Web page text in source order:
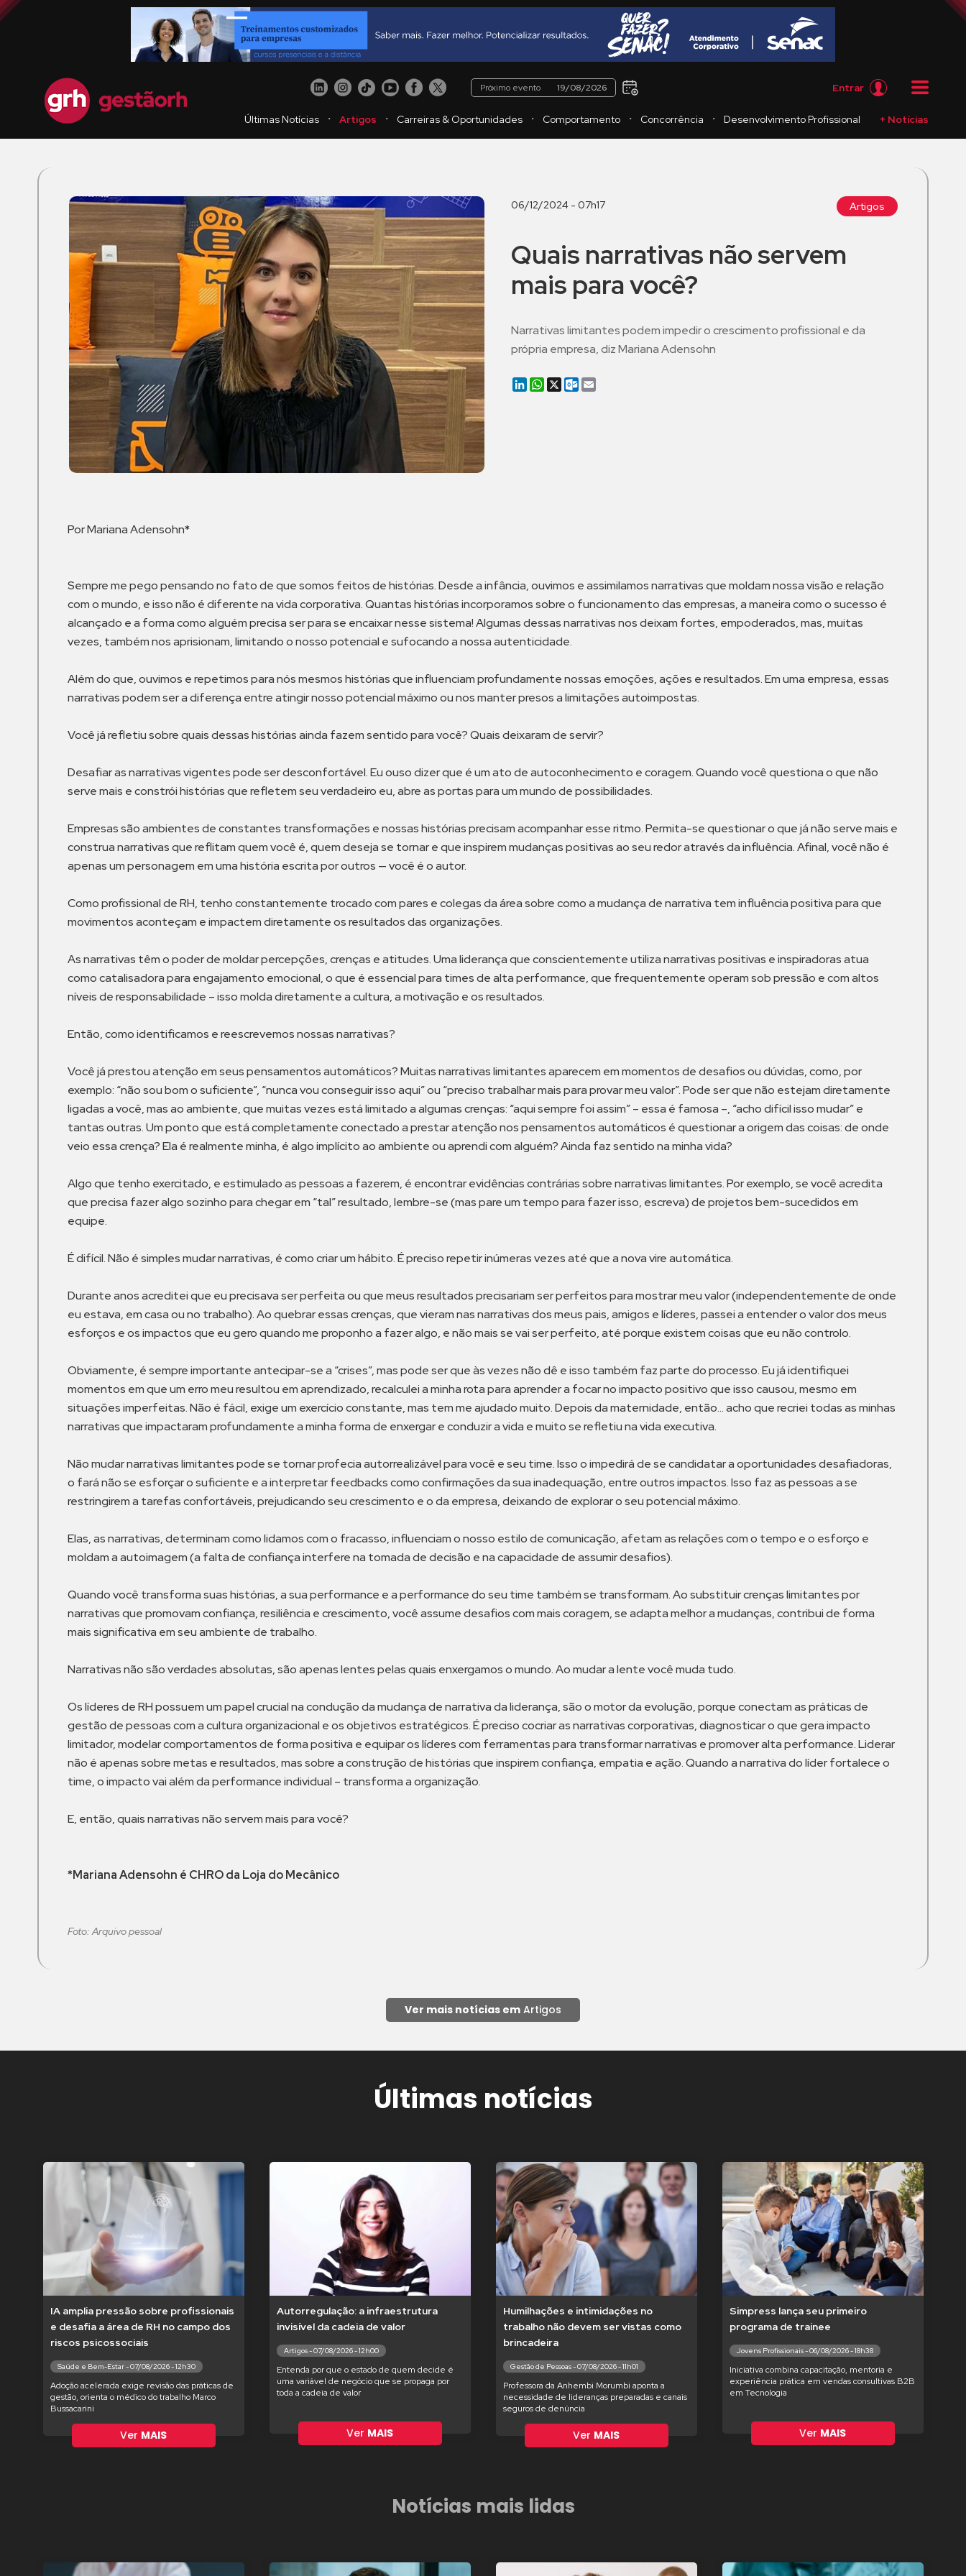
Próximo evento 19/08/2026 Entrar
Últimas Notícias ・ Artigos ・ Carreiras & Oportunidades ・ Comportamento ・ Concorrência ・ Desenvolvimento Profissional + Notícias
06/12/2024 - 07h17 Artigos
Quais narrativas não servem
mais para você?
Narrativas limitantes podem impedir o crescimento profissional e da
própria empresa, diz Mariana Adensohn
LinkedIn
WhatsApp
X Outlook.com
Email
Por Mariana Adensohn*
Sempre me pego pensando no fato de que somos feitos de histórias. Desde a infância, ouvimos e assimilamos narrativas que moldam nossa visão e relação
com o mundo, e isso não é diferente na vida corporativa. Quantas histórias incorporamos sobre o funcionamento das empresas, a maneira como o sucesso é
alcançado e a forma como alguém precisa ser para se encaixar nesse sistema! Algumas dessas narrativas nos deixam fortes, empoderados, mas, muitas
vezes, também nos aprisionam, limitando o nosso potencial e sufocando a nossa autenticidade.
Além do que, ouvimos e repetimos para nós mesmos histórias que influenciam profundamente nossas emoções, ações e resultados. Em uma empresa, essas
narrativas podem ser a diferença entre atingir nosso potencial máximo ou nos manter presos a limitações autoimpostas.
Você já refletiu sobre quais dessas histórias ainda fazem sentido para você? Quais deixaram de servir?
Desafiar as narrativas vigentes pode ser desconfortável. Eu ouso dizer que é um ato de autoconhecimento e coragem. Quando você questiona o que não
serve mais e constrói histórias que refletem seu verdadeiro eu, abre as portas para um mundo de possibilidades.
Empresas são ambientes de constantes transformações e nossas histórias precisam acompanhar esse ritmo. Permita-se questionar o que já não serve mais e
construa narrativas que reflitam quem você é, quem deseja se tornar e que inspirem mudanças positivas ao seu redor através da influência. Afinal, você não é
apenas um personagem em uma história escrita por outros — você é o autor.
Como profissional de RH, tenho constantemente trocado com pares e colegas da área sobre como a mudança de narrativa tem influência positiva para que
movimentos aconteçam e impactem diretamente os resultados das organizações.
As narrativas têm o poder de moldar percepções, crenças e atitudes. Uma liderança que conscientemente utiliza narrativas positivas e inspiradoras atua
como catalisadora para engajamento emocional, o que é essencial para times de alta performance, que frequentemente operam sob pressão e com altos
níveis de responsabilidade – isso molda diretamente a cultura, a motivação e os resultados.
Então, como identificamos e reescrevemos nossas narrativas?
Você já prestou atenção em seus pensamentos automáticos? Muitas narrativas limitantes aparecem em momentos de desafios ou dúvidas, como, por
exemplo: “não sou bom o suficiente”, “nunca vou conseguir isso aqui” ou “preciso trabalhar mais para provar meu valor”. Pode ser que não estejam diretamente
ligadas a você, mas ao ambiente, que muitas vezes está limitado a algumas crenças: “aqui sempre foi assim” – essa é famosa –, “acho difícil isso mudar” e
tantas outras. Um ponto que está completamente conectado a prestar atenção nos pensamentos automáticos é questionar a origem das coisas: de onde
veio essa crença? Ela é realmente minha, é algo implícito ao ambiente ou aprendi com alguém? Ainda faz sentido na minha vida?
Algo que tenho exercitado, e estimulado as pessoas a fazerem, é encontrar evidências contrárias sobre narrativas limitantes. Por exemplo, se você acredita
que precisa fazer algo sozinho para chegar em “tal” resultado, lembre-se (mas pare um tempo para fazer isso, escreva) de projetos bem-sucedidos em
equipe.
É difícil. Não é simples mudar narrativas, é como criar um hábito. É preciso repetir inúmeras vezes até que a nova vire automática.
Durante anos acreditei que eu precisava ser perfeita ou que meus resultados precisariam ser perfeitos para mostrar meu valor (independentemente de onde
eu estava, em casa ou no trabalho). Ao quebrar essas crenças, que vieram nas narrativas dos meus pais, amigos e líderes, passei a entender o valor dos meus
esforços e os impactos que eu gero quando me proponho a fazer algo, e não mais se vai ser perfeito, até porque existem coisas que eu não controlo.
Obviamente, é sempre importante antecipar-se a “crises”, mas pode ser que às vezes não dê e isso também faz parte do processo. Eu já identifiquei
momentos em que um erro meu resultou em aprendizado, recalculei a minha rota para aprender a focar no impacto positivo que isso causou, mesmo em
situações imperfeitas. Não é fácil, exige um exercício constante, mas tem me ajudado muito. Depois da maternidade, então… acho que recriei todas as minhas
narrativas que impactaram profundamente a minha forma de enxergar e conduzir a vida e muito se refletiu na vida executiva.
Não mudar narrativas limitantes pode se tornar profecia autorrealizável para você e seu time. Isso o impedirá de se candidatar a oportunidades desafiadoras,
o fará não se esforçar o suficiente e a interpretar feedbacks como confirmações da sua inadequação, entre outros impactos. Isso faz as pessoas a se
restringirem a tarefas confortáveis, prejudicando seu crescimento e o da empresa, deixando de explorar o seu potencial máximo.
Elas, as narrativas, determinam como lidamos com o fracasso, influenciam o nosso estilo de comunicação, afetam as relações com o tempo e o esforço e
moldam a autoimagem (a falta de confiança interfere na tomada de decisão e na capacidade de assumir desafios).
Quando você transforma suas histórias, a sua performance e a performance do seu time também se transformam. Ao substituir crenças limitantes por
narrativas que promovam confiança, resiliência e crescimento, você assume desafios com mais coragem, se adapta melhor a mudanças, contribui de forma
mais significativa em seu ambiente de trabalho.
Narrativas não são verdades absolutas, são apenas lentes pelas quais enxergamos o mundo. Ao mudar a lente você muda tudo.
Os líderes de RH possuem um papel crucial na condução da mudança de narrativa da liderança, são o motor da evolução, porque conectam as práticas de
gestão de pessoas com a cultura organizacional e os objetivos estratégicos. É preciso cocriar as narrativas corporativas, diagnosticar o que gera impacto
limitador, modelar comportamentos de forma positiva e equipar os líderes com ferramentas para transformar narrativas e promover alta performance. Liderar
não é apenas sobre metas e resultados, mas sobre a construção de histórias que inspirem confiança, empatia e ação. Quando a narrativa do líder fortalece o
time, o impacto vai além da performance individual – transforma a organização.
E, então, quais narrativas não servem mais para você?
*Mariana Adensohn é CHRO da Loja do Mecânico
Foto: Arquivo pessoal
Ver mais notícias em Artigos
Últimas notícias
IA amplia pressão sobre profissionais
e desafia a área de RH no campo dos
riscos psicossociais
Saúde e Bem-Estar - 07/08/2026 - 12h30
Adoção acelerada exige revisão das práticas de
gestão, orienta o médico do trabalho Marco
Bussacarini
Ver MAIS
Autorregulação: a infraestrutura
invisível da cadeia de valor
Artigos - 07/08/2026 - 12h00
Entenda por que o estado de quem decide é
uma variável de negócio que se propaga por
toda a cadeia de valor
Ver MAIS
Humilhações e intimidações no
trabalho não devem ser vistas como
brincadeira
Gestão de Pessoas - 07/08/2026 - 11h01
Professora da Anhembi Morumbi aponta a
necessidade de lideranças preparadas e canais
seguros de denúncia
Ver MAIS
Simpress lança seu primeiro
programa de trainee
Jovens Profissionais - 06/08/2026 - 18h38
Iniciativa combina capacitação, mentoria e
experiência prática em vendas consultivas B2B
em Tecnologia
Ver MAIS
Notícias mais lidas